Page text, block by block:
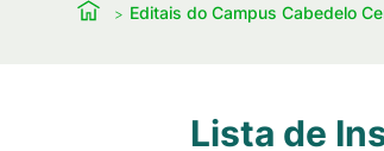
Editais do Campus Cabedelo
Lista de